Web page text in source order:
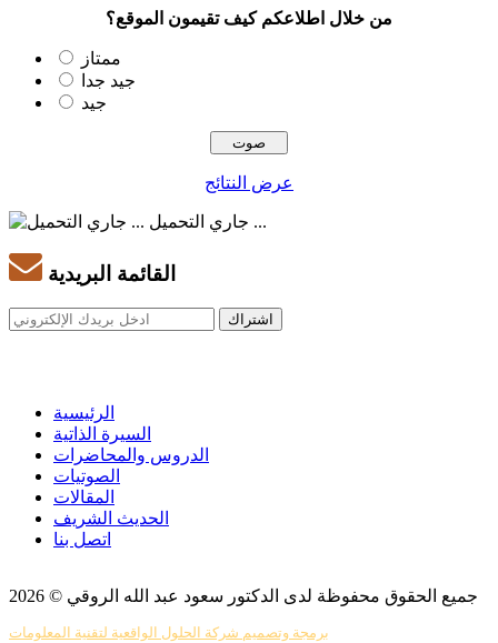
من خلال اطلاعكم كيف تقيمون الموقع؟
ممتاز
جيد جدا
جيد
عرض النتائج
جاري التحميل ...
القائمة البريدية
الرئيسية
السيرة الذاتية
الدروس والمحاضرات
الصوتيات
المقالات
الحديث الشريف
اتصل بنا
جميع الحقوق محفوظة لدى الدكتور سعود عبد الله الروقي © 2026
برمجة وتصميم شركة الحلول الواقعية لتقنية المعلومات